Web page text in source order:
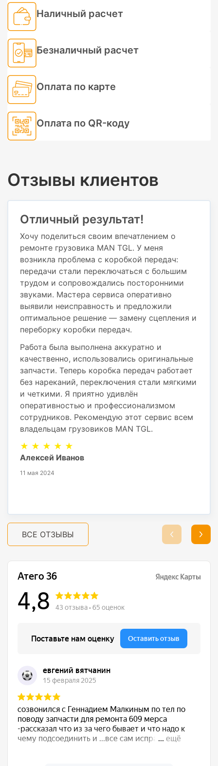
Наличный расчет
Безналичный расчет
Оплата по карте
Оплата по QR-коду
Отзывы клиентов
Отличный результат!
Хочу поделиться своим впечатлением о
ремонте грузовика MAN TGL. У меня
возникла проблема с коробкой передач:
передачи стали переключаться с большим
трудом и сопровождались посторонними
звуками. Мастера сервиса оперативно
выявили неисправность и предложили
оптимальное решение — замену сцепления и
переборку коробки передач.
Работа была выполнена аккуратно и
качественно, использовались оригинальные
запчасти. Теперь коробка передач работает
без нареканий, переключения стали мягкими
и четкими. Я приятно удивлён
оперативностью и профессионализмом
сотрудников. Рекомендую этот сервис всем
владельцам грузовиков MAN TGL.
★ ★ ★ ★ ★
Алексей Иванов
11 мая 2024
ВСЕ ОТЗЫВЫ